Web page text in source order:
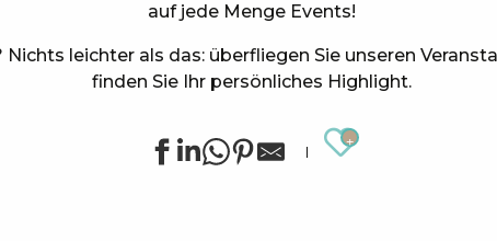
auf jede Menge Events!
Nichts leichter als das: überfliegen Sie unseren
finden Sie Ihr persönliches Highlight.
Ajouter